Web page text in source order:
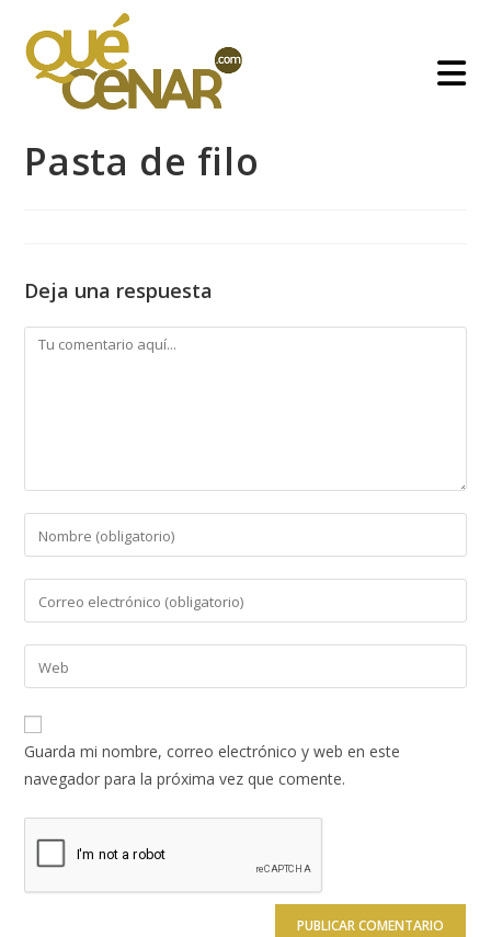
contenido
Pasta de filo
Deja una respuesta
Comentario
Introduce
tu
nombre
de
usuario
para
comentar
tu
dirección
de
electrónico
para
comentar
Introduce
la
URL
de
(opcional)
Guarda mi nombre, correo electrónico y web en este
navegador para la próxima vez que comente.